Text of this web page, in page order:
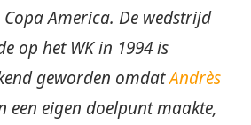
Copa America. De wedstrijd
op het WK in 1994 is
geworden omdatAndrès
een eigen doelpunt maakte,